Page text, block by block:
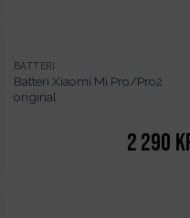
I
BATTERI
Batteri Xiaomi Mi Pro/Pro2
original
2 290